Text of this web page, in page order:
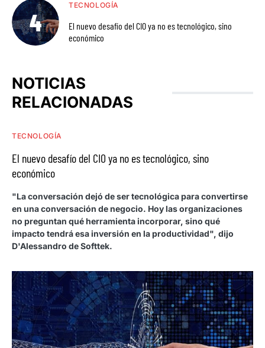
TECNOLOGÍA
El nuevo desafío del CIO ya no es tecnológico, sino
económico
NOTICIAS
RELACIONADAS
TECNOLOGÍA
El nuevo desafío del CIO ya no es tecnológico, sino
económico
"La conversación dejó de ser tecnológica para convertirse
en una conversación de negocio. Hoy las organizaciones
no preguntan qué herramienta incorporar, sino qué
impacto tendrá esa inversión en la productividad", dijo
D'Alessandro de Softtek.